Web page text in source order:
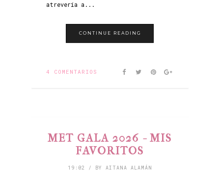
atrevería a...
CONTINUE READING
4 COMENTARIOS
MET GALA 2026 - MIS
FAVORITOS
19:02 / BY AITANA ALAMÁN